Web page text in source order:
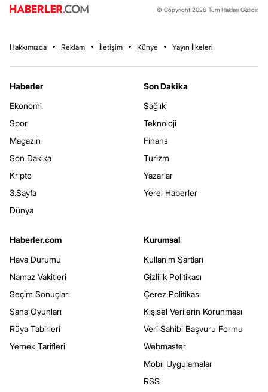
© Copyright 2026 Tüm Hakları Gizlidir.
Hakkımızda Reklam İletişim Künye Yayın İlkeleri
Haberler
Ekonomi
Spor
Magazin
Son Dakika
Kripto
3.Sayfa
Dünya
Son Dakika
Sağlık
Teknoloji
Finans
Turizm
Yazarlar
Yerel Haberler
Haberler.com
Hava Durumu
Namaz Vakitleri
Seçim Sonuçları
Şans Oyunları
Rüya Tabirleri
Yemek Tarifleri
Kurumsal
Kullanım Şartları
Gizlilik Politikası
Çerez Politikası
Kişisel Verilerin Korunması
Veri Sahibi Başvuru Formu
Webmaster
Mobil Uygulamalar
RSS